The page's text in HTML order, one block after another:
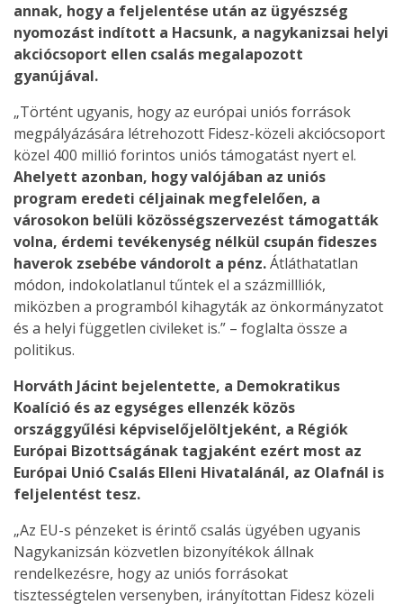
annak, hogy a feljelentése után az ügyészség
nyomozást indított a Hacsunk, a nagykanizsai helyi
akciócsoport ellen csalás megalapozott
gyanújával.
„Történt ugyanis, hogy az európai uniós források
megpályázására létrehozott Fidesz-közeli akciócsoport
közel 400 millió forintos uniós támogatást nyert el.
Ahelyett azonban, hogy valójában az uniós
program eredeti céljainak megfelelően, a
városokon belüli közösségszervezést támogatták
volna, érdemi tevékenység nélkül csupán fideszes
haverok zsebébe vándorolt a pénz.Átláthatatlan
módon, indokolatlanul tűntek el a százmillliók,
miközben a programból kihagyták az önkormányzatot
és a helyi független civileket is.” – foglalta össze a
politikus.
Horváth Jácint bejelentette, a Demokratikus
Koalíció és az egységes ellenzék közös
országgyűlési képviselőjelöltjeként, a Régiók
Európai Bizottságának tagjaként ezért most az
Európai Unió Csalás Elleni Hivatalánál, az Olafnál is
feljelentést tesz.
„Az EU-s pénzeket is érintő csalás ügyében ugyanis
Nagykanizsán közvetlen bizonyítékok állnak
rendelkezésre, hogy az uniós forrásokat
tisztességtelen versenyben, irányítottan Fidesz közeli